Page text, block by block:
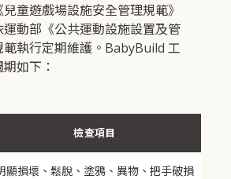
童遊戲場設施安全管理規範》
動部《公共運動設施設置及管
執行定期維護。BabyBuild 工
如下：
檢查項目
顯損壞、鬆脫、塗鴉、異物、把手破損